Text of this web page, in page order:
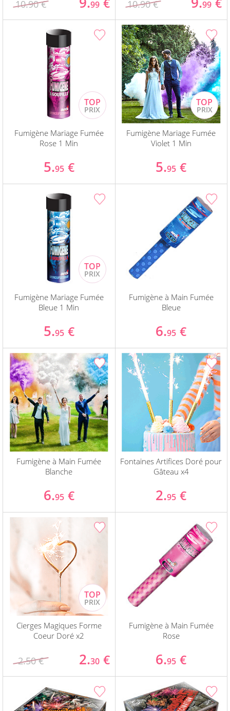
10.90 € 99 € 10.90 € 99 €
Fumigène Mariage Fumée
Rose 1 Min
5.95 €
Fumigène Mariage Fumée
Violet 1 Min
5.95 €
Fumigène Mariage Fumée
Bleue 1 Min
5.95 €
Fumigène à Main Fumée
Bleue
6.95 €
Fumigène à Main Fumée
Blanche
6.95 €
Fontaines Artifices Doré pour
Gâteau x4
2.95 €
Cierges Magiques Forme
Coeur Doré x2
2.50 € 2.30 €
Fumigène à Main Fumée
Rose
6.95 €